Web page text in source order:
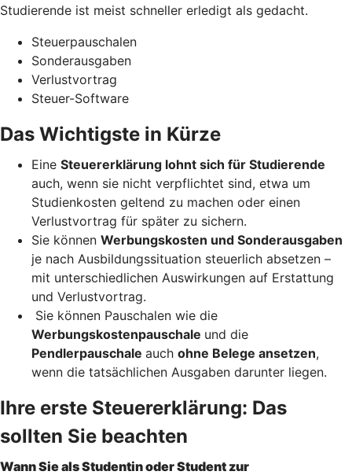
Studierende ist meist schneller erledigt als gedacht.
Steuerpauschalen
Sonderausgaben
Verlustvortrag
Steuer-Software
Das Wichtigste in Kürze
Eine Steuererklärung lohnt sich für Studierende
auch, wenn sie nicht verpflichtet sind, etwa um
Studienkosten geltend zu machen oder einen
Verlustvortrag für später zu sichern.
Sie können Werbungskosten und Sonderausgaben
je nach Ausbildungssituation steuerlich absetzen –
mit unterschiedlichen Auswirkungen auf Erstattung
und Verlustvortrag.
Sie können Pauschalen wie die
Werbungskostenpauschale und die
Pendlerpauschale auch ohne Belege ansetzen,
wenn die tatsächlichen Ausgaben darunter liegen.
Ihre erste Steuererklärung: Das
sollten Sie beachten
Wann Sie als Studentin oder Student zur